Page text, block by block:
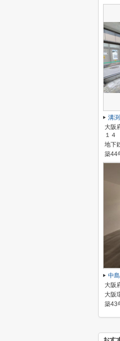
溝
大阪
１４
地下
築44
中
大阪
大阪
築43